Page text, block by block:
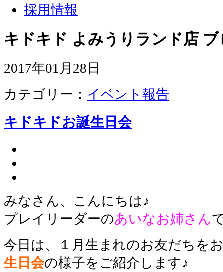
採用情報
キドキド よみうりランド店 ブ
2017年01月28日
カテゴリー： イベント報告
キドキドお誕生日会
みなさん、こんにちは♪
プレイリーダーのあいなお姉さん
今日は、１月生まれのお友だちを
生日会の様子をご紹介します♪